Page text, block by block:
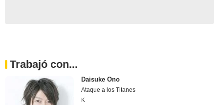
Trabajó con...
Daisuke Ono
Ataque a los Titanes
K